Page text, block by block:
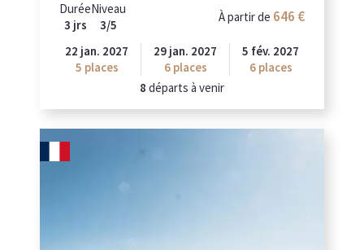
Durée
3 jrs
Niveau
3/5
À partir de 646
22 jan. 2027
5 places
29 jan. 2027
6places
5 fév. 2027
6places
8 départs à venir